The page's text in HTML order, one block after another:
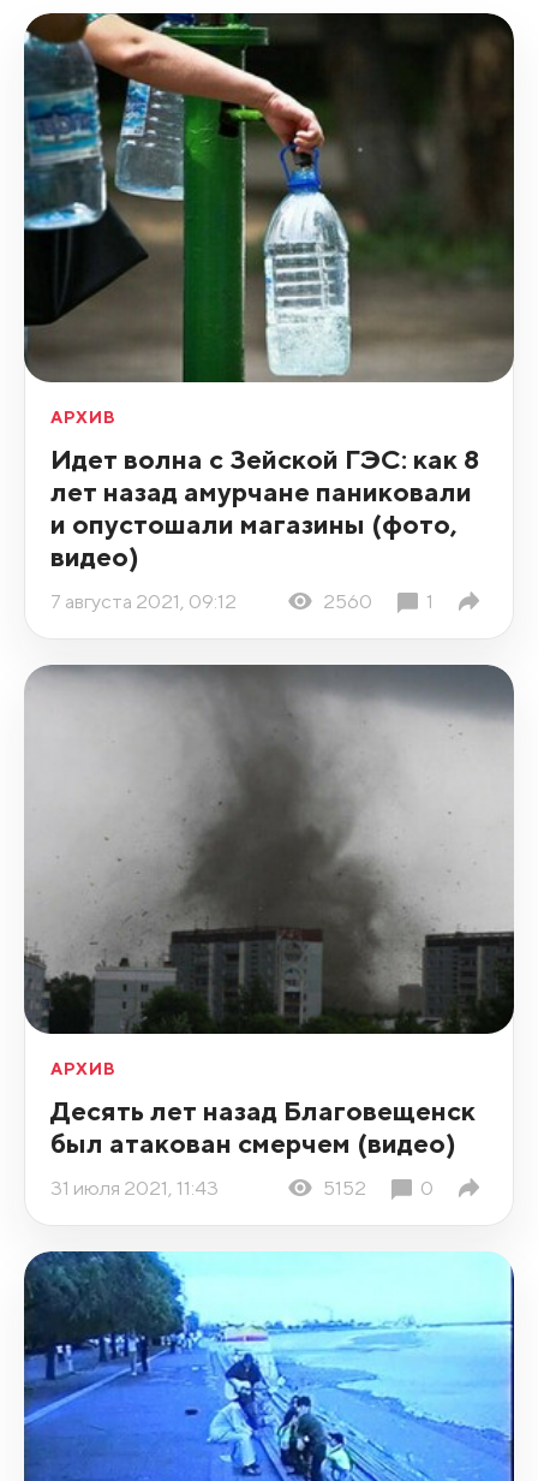
АРХИВ
Идет волна с Зейской ГЭС: как 8
лет назад амурчане паниковали
и опустошали магазины (фото,
видео)
7 августа 2021, 09:12 2560 1
АРХИВ
Десять лет назад Благовещенск
был атакован смерчем (видео)
31 июля 2021, 11:43 5152 0